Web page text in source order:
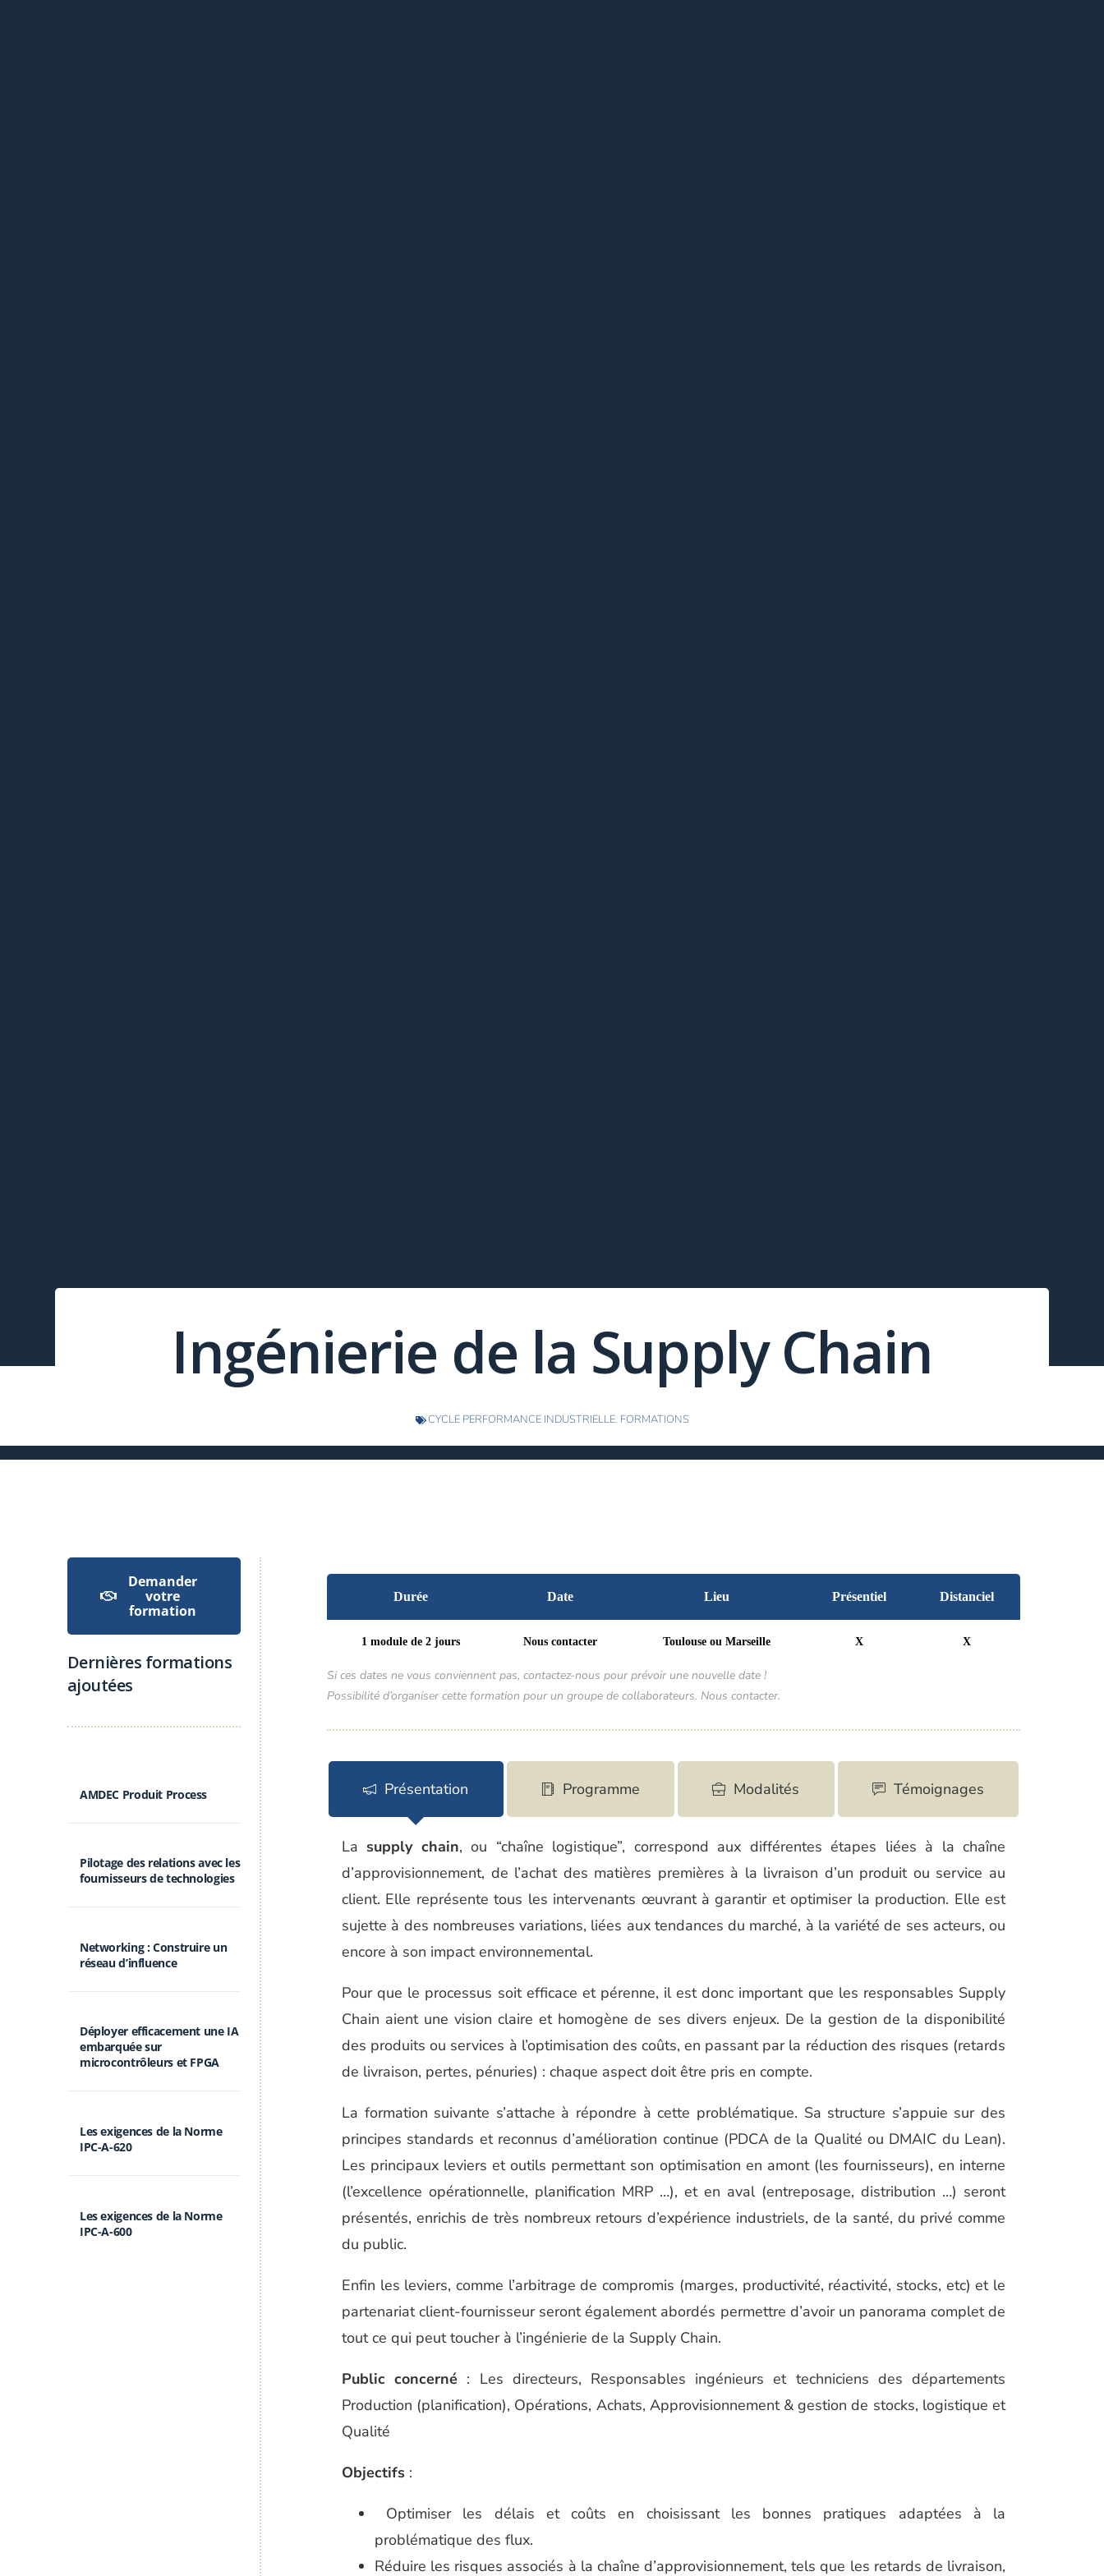
Ingénierie de la Supply Chain
CYCLE PERFORMANCE INDUSTRIELLE, FORMATIONS
Demander
votre
formation
Dernières formations
ajoutées
AMDEC Produit Process
Pilotage des relations avec les
fournisseurs de technologies
Networking : Construire un
réseau d’influence
Déployer efficacement une IA
embarquée sur
microcontrôleurs et FPGA
Les exigences de la Norme
IPC-A-620
Les exigences de la Norme
IPC-A-600
Durée Date Lieu Présentiel Distanciel
1 module de 2 jours Nous contacter Toulouse ou Marseille X X
Si ces dates ne vous conviennent pas, contactez-nous pour prévoir une nouvelle date !
Possibilité d’organiser cette formation pour un groupe de collaborateurs. Nous contacter.
Présentation Programme Modalités Témoignages
La supply chain, ou “chaîne logistique”, correspond aux différentes étapes liées à la chaîne
d’approvisionnement, de l’achat des matières premières à la livraison d’un produit ou service au
client. Elle représente tous les intervenants œuvrant à garantir et optimiser la production. Elle est
sujette à des nombreuses variations, liées aux tendances du marché, à la variété de ses acteurs, ou
encore à son impact environnemental.
Pour que le processus soit efficace et pérenne, il est donc important que les responsables Supply
Chain aient une vision claire et homogène de ses divers enjeux. De la gestion de la disponibilité
des produits ou services à l’optimisation des coûts, en passant par la réduction des risques (retards
de livraison, pertes, pénuries) : chaque aspect doit être pris en compte.
La formation suivante s’attache à répondre à cette problématique. Sa structure s’appuie sur des
principes standards et reconnus d’amélioration continue (PDCA de la Qualité ou DMAIC du Lean).
Les principaux leviers et outils permettant son optimisation en amont (les fournisseurs), en interne
(l’excellence opérationnelle, planification MRP …), et en aval (entreposage, distribution …) seront
présentés, enrichis de très nombreux retours d’expérience industriels, de la santé, du privé comme
du public.
Enfin les leviers, comme l’arbitrage de compromis (marges, productivité, réactivité, stocks, etc) et le
partenariat client-fournisseur seront également abordés permettre d’avoir un panorama complet de
tout ce qui peut toucher à l’ingénierie de la Supply Chain.
Public concerné : Les directeurs, Responsables ingénieurs et techniciens des départements
Production (planification), Opérations, Achats, Approvisionnement & gestion de stocks, logistique et
Qualité
Objectifs :
Optimiser les délais et coûts en choisissant les bonnes pratiques adaptées à la
problématique des flux.
Réduire les risques associés à la chaîne d’approvisionnement, tels que les retards de livraison,